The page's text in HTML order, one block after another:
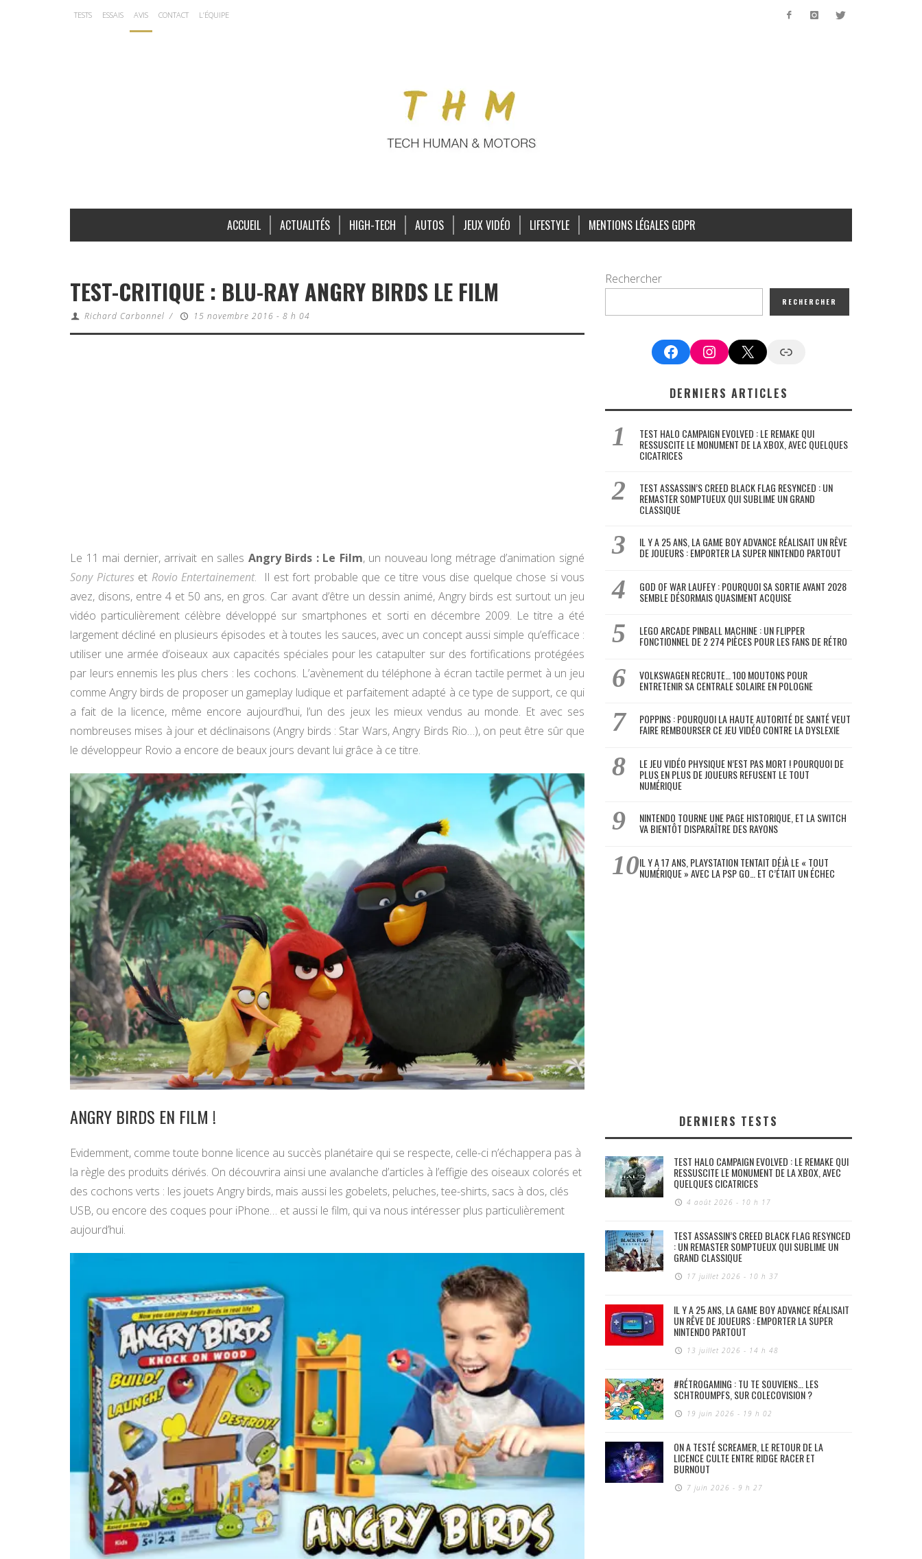
TESTS ESSAIS AVIS CONTACT L’ÉQUIPE
ACCUEIL ACTUALITÉS HIGH-TECH AUTOS JEUX VIDÉO LIFESTYLE MENTIONS LÉGALES GDPR
TEST-CRITIQUE : BLU-RAY ANGRY BIRDS LE FILM
Richard Carbonnel / 15 novembre 2016 - 8 h 04
Le 11 mai dernier, arrivait en salles Angry Birds : Le Film, un nouveau long métrage d’animation signé
Sony Pictures et Rovio Entertainement. Il est fort probable que ce titre vous dise quelque chose si vous
avez, disons, entre 4 et 50 ans, en gros. Car avant d’être un dessin animé, Angry birds est surtout un jeu
vidéo particulièrement célèbre développé sur smartphones et sorti en décembre 2009. Le titre a été
largement décliné en plusieurs épisodes et à toutes les sauces, avec un concept aussi simple qu’efficace :
utiliser une armée d’oiseaux aux capacités spéciales pour les catapulter sur des fortifications protégées
par leurs ennemis les plus chers : les cochons. L’avènement du téléphone à écran tactile permet à un jeu
comme Angry birds de proposer un gameplay ludique et parfaitement adapté à ce type de support, ce qui
a fait de la licence, même encore aujourd’hui, l’un des jeux les mieux vendus au monde. Et avec ses
nombreuses mises à jour et déclinaisons (Angry birds : Star Wars, Angry Birds Rio…), on peut être sûr que
le développeur Rovio a encore de beaux jours devant lui grâce à ce titre.
ANGRY BIRDS EN FILM !
Evidemment, comme toute bonne licence au succès planétaire qui se respecte, celle-ci n’échappera pas à
la règle des produits dérivés. On découvrira ainsi une avalanche d’articles à l’effigie des oiseaux colorés et
des cochons verts : les jouets Angry birds, mais aussi les gobelets, peluches, tee-shirts, sacs à dos, clés
USB, ou encore des coques pour iPhone… et aussi le film, qui va nous intéresser plus particulièrement
aujourd’hui.
Rechercher
RECHERCHER
FacebookInstagram
X Google News
DERNIERS ARTICLES
TEST HALO CAMPAIGN EVOLVED : LE REMAKE QUI
RESSUSCITE LE MONUMENT DE LA XBOX, AVEC QUELQUES
CICATRICES
TEST ASSASSIN’S CREED BLACK FLAG RESYNCED : UN
REMASTER SOMPTUEUX QUI SUBLIME UN GRAND
CLASSIQUE
IL Y A 25 ANS, LA GAME BOY ADVANCE RÉALISAIT UN RÊVE
DE JOUEURS : EMPORTER LA SUPER NINTENDO PARTOUT
GOD OF WAR LAUFEY : POURQUOI SA SORTIE AVANT 2028
SEMBLE DÉSORMAIS QUASIMENT ACQUISE
LEGO ARCADE PINBALL MACHINE : UN FLIPPER
FONCTIONNEL DE 2 274 PIÈCES POUR LES FANS DE RÉTRO
VOLKSWAGEN RECRUTE… 100 MOUTONS POUR
ENTRETENIR SA CENTRALE SOLAIRE EN POLOGNE
POPPINS : POURQUOI LA HAUTE AUTORITÉ DE SANTÉ VEUT
FAIRE REMBOURSER CE JEU VIDÉO CONTRE LA DYSLEXIE
LE JEU VIDÉO PHYSIQUE N’EST PAS MORT ! POURQUOI DE
PLUS EN PLUS DE JOUEURS REFUSENT LE TOUT
NUMÉRIQUE
NINTENDO TOURNE UNE PAGE HISTORIQUE, ET LA SWITCH
VA BIENTÔT DISPARAÎTRE DES RAYONS
IL Y A 17 ANS, PLAYSTATION TENTAIT DÉJÀ LE « TOUT
NUMÉRIQUE » AVEC LA PSP GO… ET C’ÉTAIT UN ÉCHEC
DERNIERS TESTS
TEST HALO CAMPAIGN EVOLVED : LE REMAKE QUI
RESSUSCITE LE MONUMENT DE LA XBOX, AVEC
QUELQUES CICATRICES
4 août 2026 - 10 h 17
TEST ASSASSIN’S CREED BLACK FLAG RESYNCED
: UN REMASTER SOMPTUEUX QUI SUBLIME UN
GRAND CLASSIQUE
17 juillet 2026 - 10 h 37
IL Y A 25 ANS, LA GAME BOY ADVANCE RÉALISAIT
UN RÊVE DE JOUEURS : EMPORTER LA SUPER
NINTENDO PARTOUT
13 juillet 2026 - 14 h 48
#RÉTROGAMING : TU TE SOUVIENS… LES
SCHTROUMPFS, SUR COLECOVISION ?
19 juin 2026 - 19 h 02
ON A TESTÉ SCREAMER, LE RETOUR DE LA
LICENCE CULTE ENTRE RIDGE RACER ET
BURNOUT
7 juin 2026 - 9 h 27